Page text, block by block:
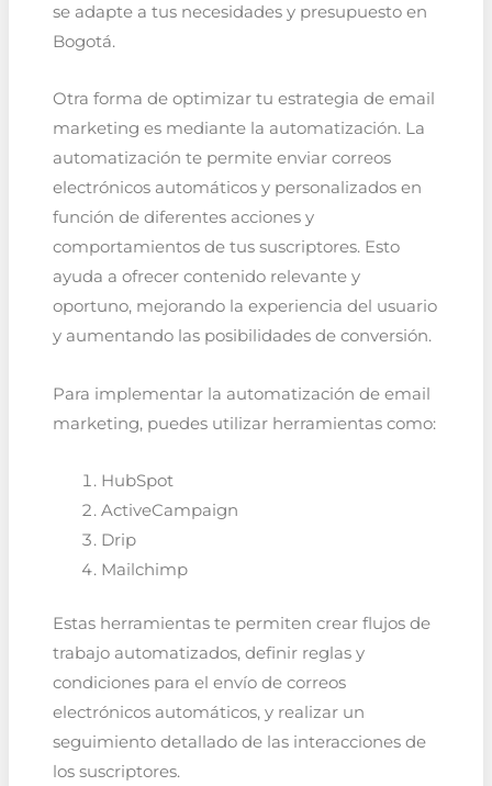
se adapte a tus necesidades y presupuesto en
Bogotá.
Otra forma de optimizar tu estrategia de email
marketing es mediante la automatización. La
automatización te permite enviar correos
electrónicos automáticos y personalizados en
función de diferentes acciones y
comportamientos de tus suscriptores. Esto
ayuda a ofrecer contenido relevante y
oportuno, mejorando la experiencia del usuario
y aumentando las posibilidades de conversión.
Para implementar la automatización de email
marketing, puedes utilizar herramientas como:
HubSpot
ActiveCampaign
Drip
Mailchimp
Estas herramientas te permiten crear flujos de
trabajo automatizados, definir reglas y
condiciones para el envío de correos
electrónicos automáticos, y realizar un
seguimiento detallado de las interacciones de
los suscriptores.